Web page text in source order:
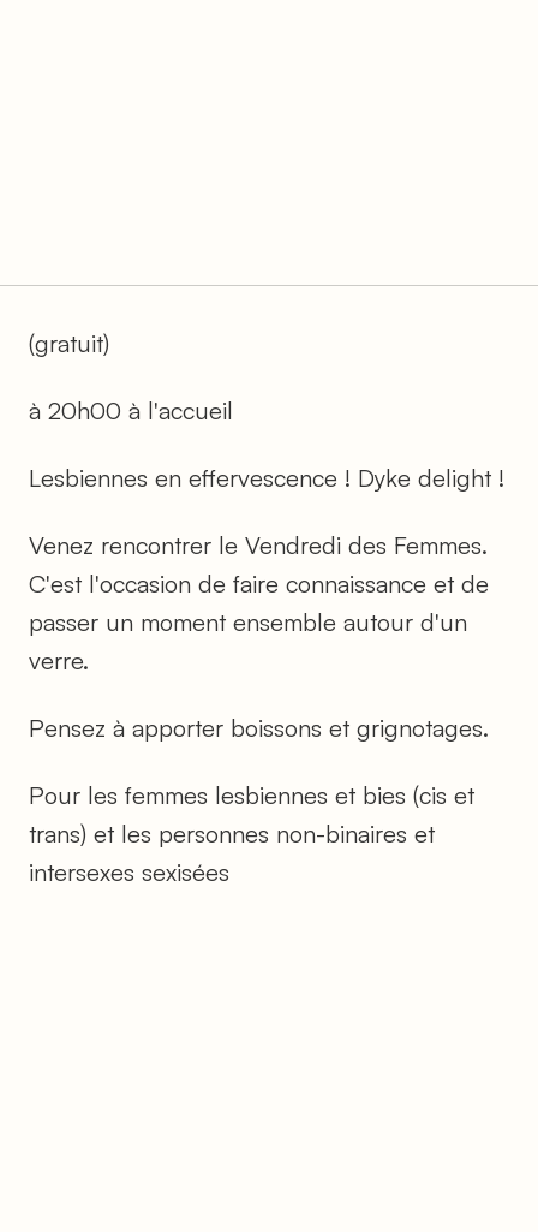
(gratuit)
à 20h00 à l'accueil
Lesbiennes en effervescence ! Dyke delight !
Venez rencontrer le Vendredi des Femmes.
C'est l'occasion de faire connaissance et de
passer un moment ensemble autour d'un
verre.
Pensez à apporter boissons et grignotages.
Pour les femmes lesbiennes et bies (cis et
trans) et les personnes non-binaires et
intersexes sexisées